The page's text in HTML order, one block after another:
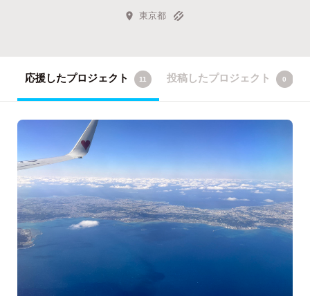
東京都
応援したプロジェクト 11 投稿したプロジェクト 0